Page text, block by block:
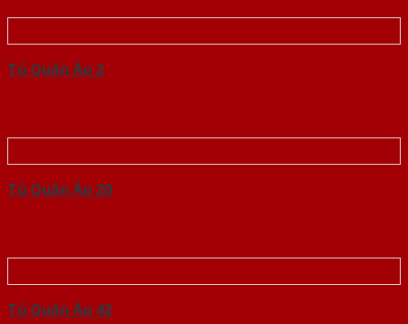
Tủ Quần Áo 2
Tủ Quần Áo 20
Tủ Quần Áo 42